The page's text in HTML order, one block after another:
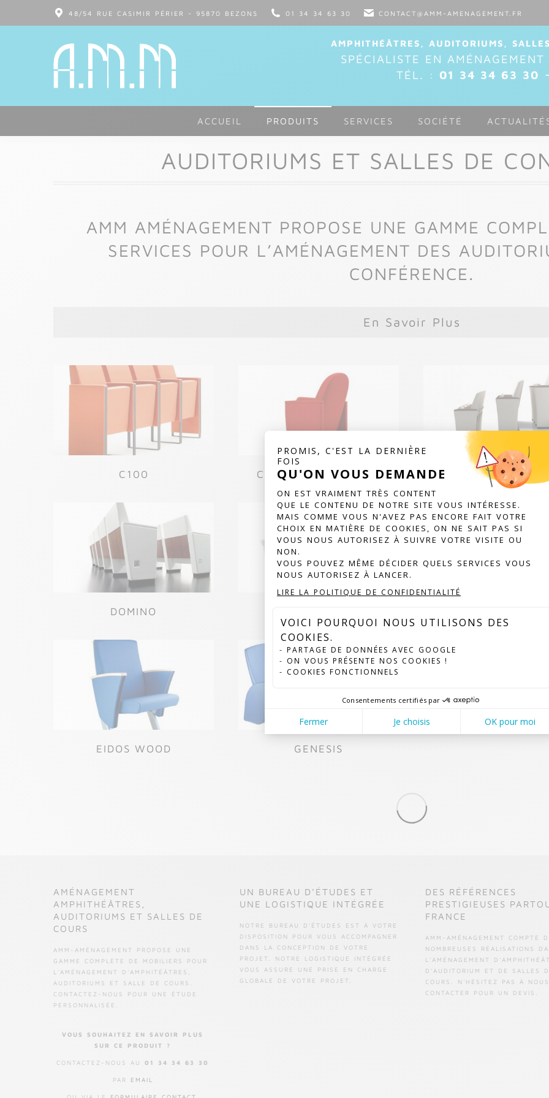
PROMIS, C'EST LA DERNIÈRE
FOIS
QU'ON VOUS DEMANDE
PLATEFORME DE GESTION DU
ON EST VRAIMENT TRÈS CONTENT
QUE LE CONTENU DE NOTRE SITE VOUS INTÉRESSE.
MAIS COMME VOUS N'AVEZ PAS ENCORE FAIT VOTRE
CHOIX EN MATIÈRE DE COOKIES, ON NE SAIT PAS SI
VOUS NOUS AUTORISEZ À SUIVRE VOTRE VISITE OU
NON.
VOUS POUVEZ MÊME DÉCIDER QUELS SERVICES VOUS
NOUS AUTORISEZ À LANCER.
LIRE LA POLITIQUE DE CONFIDENTIALITÉ
VOICI POURQUOI NOUS UTILISONS DES
COOKIES.
PARTAGE DE DONNÉES AVEC GOOGLE
ON VOUS PRÉSENTE NOS COOKIES !
COOKIES FONCTIONNELS
Consentements certifiés par
Fermer Je choisis OK pour moi
48/54 RUE CASIMIR PÉRIER - 95870 BEZONS 01 34 34 63 30 CONTACT@AMM-AMENAGEMENT.FR
AMPHITHÉÂTRES, AUDITORIUMS,
SPÉCIALISTE EN
TÉL. : 01 34 34 63 30
ACCUEIL PRODUITS SERVICES SOCIÉTÉ
AUDITORIUMS ET SALLES DE
AMM AMÉNAGEMENT PROPOSE UNE GAMME
SERVICES POUR L’AMÉNAGEMENT DES
CONFÉRENCE.
En Savoir Plus
C100 CLASSIQUE TIMELESS CONCERTO
DOMINO
EIDOS WOOD GENESIS
AMÉNAGEMENT
AMPHITHÉÂTRES,
AUDITORIUMS ET SALLES DE
COURS
AMM-AMÉNAGEMENT PROPOSE UNE
GAMME COMPLÈTE DE MOBILIERS POUR
L'AMÉNAGEMENT D'AMPHITÉÂTRES,
AUDITORIUMS ET SALLE DE COURS.
CONTACTEZ-NOUS POUR UNE ÉTUDE
PERSONNALISÉE.
UN BUREAU D’ÉTUDES ET
UNE LOGISTIQUE INTÉGRÉE
NOTRE BUREAU D'ÉTUDES EST À VOTRE
DISPOSITION POUR VOUS ACCOMPAGNER
DANS LA CONCEPTION DE VOTRE
PROJET. NOTRE LOGISTIQUE INTÉGRÉE
VOUS ASSURE UNE PRISE EN CHARGE
GLOBALE DE VOTRE PROJET.
DES RÉFÉRENCES
PRESTIGIEUSES
FRANCE
AMM-AMÉNAGEMENT COMPTE
NOMBREUSES RÉALISATIONS
L'AMÉNAGEMENT
D'AUDITORIUM ET DE SALLES
COURS. N'HÉSITEZ PAS À NOUS
CONTACTER POUR UN DEVIS.
VOUS SOUHAITEZ EN SAVOIR PLUS
SUR CE PRODUIT ?
CONTACTEZ-NOUS AU01 34 34 63 30
PAR EMAIL